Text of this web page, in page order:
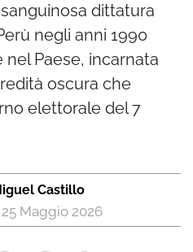
dittatura
negli anni 1990
Paese, incarnata
oscura che
elettorale del 7
Castillo
25 Maggio 2026